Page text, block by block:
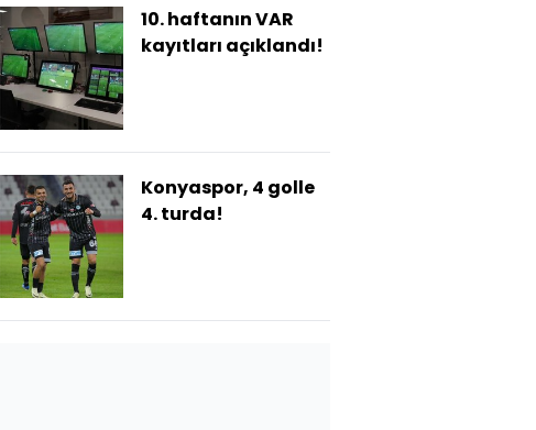
10. haftanın VAR
kayıtları açıklandı!
Konyaspor, 4 golle
4. turda!